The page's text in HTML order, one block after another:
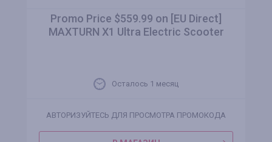
Promo Price $559.99 on [EU Direct]
MAXTURN X1 Ultra Electric Scooter
Осталось 1 месяц
АВТОРИЗУЙТЕСЬ ДЛЯ ПРОСМОТРА ПРОМОКОДА